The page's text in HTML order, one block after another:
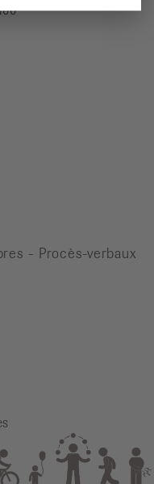
- Procès-verbaux